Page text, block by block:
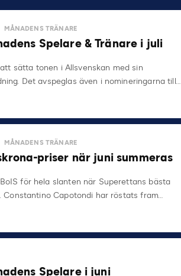
MÅNADENS TRÄNARE
Spelare & Tränare i juli
sätta tonen i Allsvenskan med sin
Det avspeglas även i nomineringarna till…
MÅNADENS TRÄNARE
priser när juni summeras
för hela slanten när Superettans bästa
Constantino Capotondi har röstats fram…
Spelare i juni